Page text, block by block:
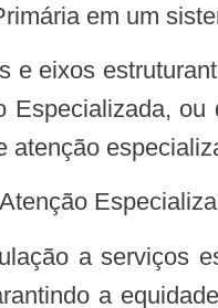
em um
atenção
a